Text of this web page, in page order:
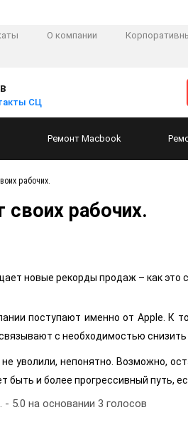
О компании
СЦ
Ремонт Macbook
рабочих.
своих рабочих.
новые рекорды продаж – как это
поступают именно от Apple.
с необходимостью
уволили, непонятно. Возможно,
и более прогрессивный путь,
- 5.0 на основании 3 голосов